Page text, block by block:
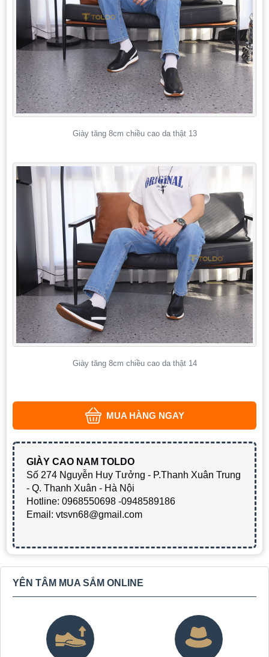
Giày tăng 8cm chiều cao da thật 13
Giày tăng 8cm chiều cao da thật 14
MUA HÀNG NGAY
GIÀY CAO NAM TOLDO
Số 274 Nguyễn Huy Tưởng - P.Thanh Xuân Trung
- Q. Thanh Xuân - Hà Nội
Hotline: 0968550698 -0948589186
Email: vtsvn68@gmail.com
YÊN TÂM MUA SẮM ONLINE